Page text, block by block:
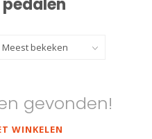
gevonden!
WINKELEN